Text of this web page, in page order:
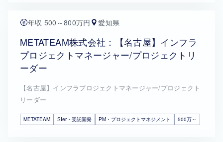
年収 500～800万円 愛知県
METATEAM株式会社：【名古屋】インフラ
プロジェクトマネージャー/プロジェクトリ
ーダー
【名古屋】インフラプロジェクトマネージャー/プロジェクト
リーダー
METATEAM SIer・受託開発 PM・プロジェクトマネジメント 500万～